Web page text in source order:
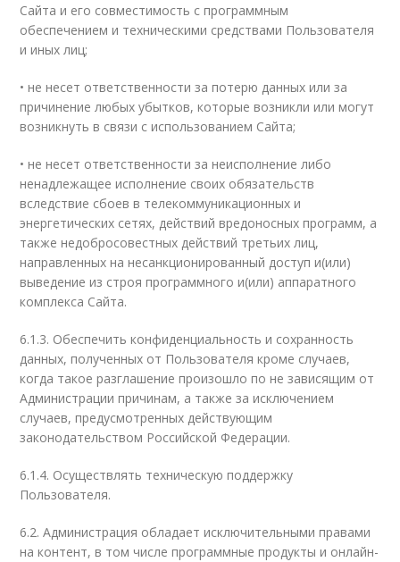
Сайта и его совместимость с программным
обеспечением и техническими средствами Пользователя
и иных лиц;
• не несет ответственности за потерю данных или за
причинение любых убытков, которые возникли или могут
возникнуть в связи с использованием Сайта;
• не несет ответственности за неисполнение либо
ненадлежащее исполнение своих обязательств
вследствие сбоев в телекоммуникационных и
энергетических сетях, действий вредоносных программ, а
также недобросовестных действий третьих лиц,
направленных на несанкционированный доступ и(или)
выведение из строя программного и(или) аппаратного
комплекса Сайта.
6.1.3. Обеспечить конфиденциальность и сохранность
данных, полученных от Пользователя кроме случаев,
когда такое разглашение произошло по не зависящим от
Администрации причинам, а также за исключением
случаев, предусмотренных действующим
законодательством Российской Федерации.
6.1.4. Осуществлять техническую поддержку
Пользователя.
6.2. Администрация обладает исключительными правами
на контент, в том числе программные продукты и онлайн-